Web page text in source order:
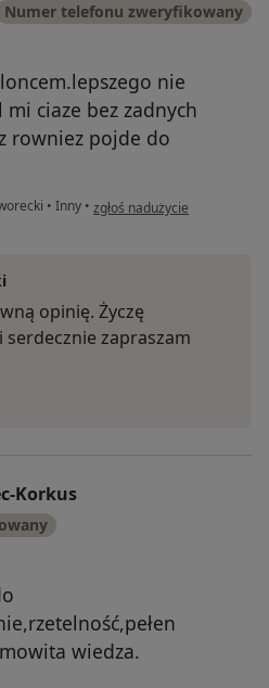
Numer telefonu zweryfikowany
nie
ciaze bez zadnych
rowniez pojde do
• Inny • w opinii użytkownika Sabina
zgłoś nadużycie
opinię. Życzę
zapraszam
Korkus
wiedza.